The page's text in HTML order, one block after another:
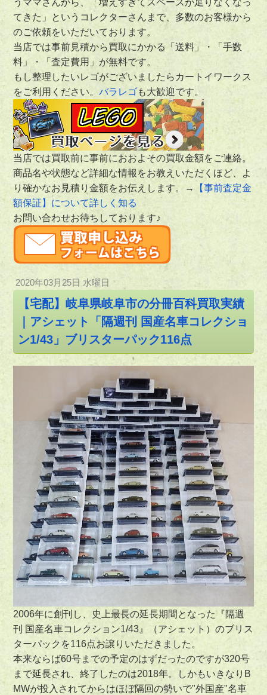
うママさんから、「増えすぎてスペースが足りなくなっ
てきた」というコレクターさんまで、多数のお客様から
のご依頼をいただいております。
当店では事前見積から買取にかかる「送料」・「手数
料」・「査定費用」が無料です。
もし整理したいレゴがございましたらカートイワークス
をご利用ください。バラレゴも大歓迎です。
当店では買取前に事前におおよその買取金額をご連絡。
商品名や状態など詳細な情報をお教えいただくほど、よ
り確かなお見積り金額をお伝えします。→
【事前査定金
額保証】について詳しく知る
お問い合わせお待ちしております♪
2020年03月25日 水曜日
【宅配】岐阜県岐阜市の分冊百科買取実績
｜アシェット「隔週刊 国産名車コレクショ
ン1/43」ブリスターパック116点
2006年に創刊し、史上最長の延長期間となった『隔週
刊 国産名車コレクション1/43』（アシェット）のブリス
ターパックを116点お譲りいただきました。
本来ならば60号までの予定のはずだったのですが320号
まで延長され、終了したのは2018年。しかもいきなりB
MWが投入されてからはほぼ隔回の勢いで"外国産"名車